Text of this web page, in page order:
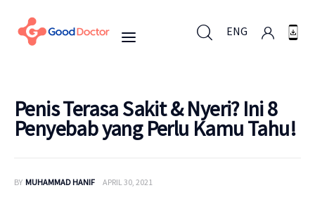
ENG
ENG
Penis Terasa Sakit & Nyeri? Ini 8
Penyebab yang Perlu Kamu Tahu!
BY MUHAMMAD HANIF APRIL 30, 2021